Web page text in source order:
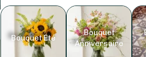
Bouquet Été
Bouquet
Anniversaire